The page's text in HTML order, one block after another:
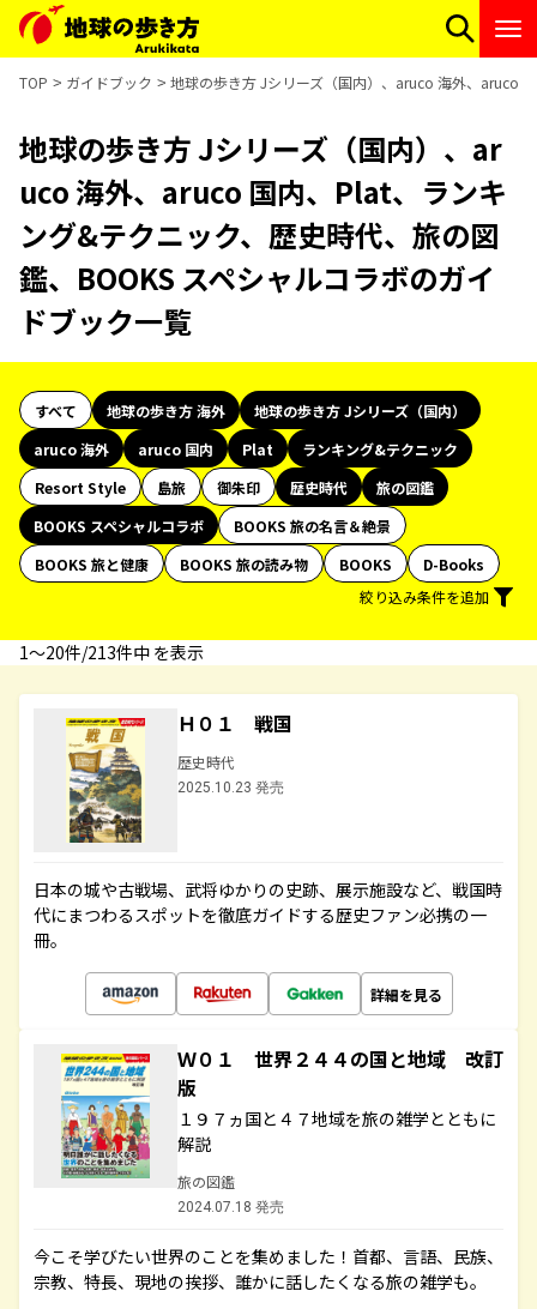
TOP ガイドブック 地球の歩き方 Jシリーズ（国内）、aruco 海外、aruco
地球の歩き方 Jシリーズ（国内）、ar
uco 海外、aruco 国内、Plat、ランキ
ング&テクニック、歴史時代、旅の図
鑑、BOOKS スペシャルコラボのガイ
ドブック一覧
すべて 地球の歩き方 海外
地球の歩き方 Jシリーズ（国内）
aruco 海外
aruco 国内 Plat
ランキング&テクニック
Resort Style
島旅 御朱印 歴史時代
旅の図鑑
BOOKS スペシャルコラボ
BOOKS 旅の名言＆絶景
BOOKS 旅と健康
BOOKS 旅の読み物 BOOKS
D-Books
絞り込み条件を追加
1〜20件/213件中 を表示
Ｈ０１ 戦国
歴史時代
2025.10.23 発売
日本の城や古戦場、武将ゆかりの史跡、展示施設など、戦国時
代にまつわるスポットを徹底ガイドする歴史ファン必携の一
冊。
詳細を見る
Ｗ０１ 世界２４４の国と地域 改訂
版
１９７ヵ国と４７地域を旅の雑学とともに
解説
旅の図鑑
2024.07.18 発売
今こそ学びたい世界のことを集めました！首都、言語、民族、
宗教、特長、現地の挨拶、誰かに話したくなる旅の雑学も。